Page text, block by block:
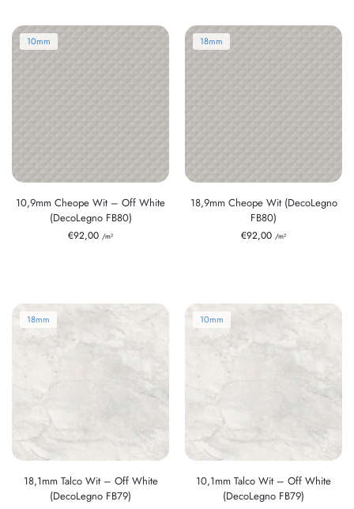
10mm
10,9mm Cheope Wit – Off White
(DecoLegno FB80)
€92,00 /m²
18mm
18,9mm Cheope Wit (DecoLegno
FB80)
€92,00 /m²
18mm
18,1mm Talco Wit – Off White
(DecoLegno FB79)
10mm
10,1mm Talco Wit – Off White
(DecoLegno FB79)